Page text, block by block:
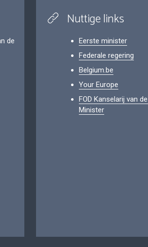
de
Nuttige links
Eerste minister
Federale regering
Belgium.be
Your Europe
FOD Kanselarij van
Minister